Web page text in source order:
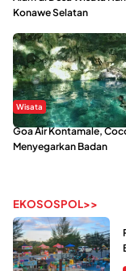
Konawe Selatan
Wisata
Goa Air Kontamale,
Menyegarkan Badan
EKOSOSPOL>>